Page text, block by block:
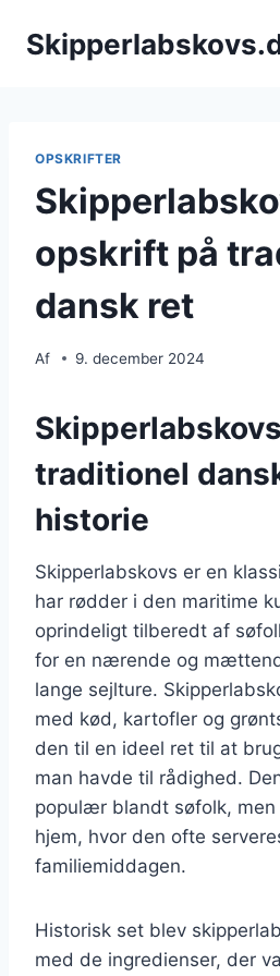
OPSKRIFTER
opskrift på
dansk ret
Af 9. december 2024
traditionel
historie
Skipperlabskovs er en
har rødder i den maritime
oprindeligt tilberedt af
for en nærende og
lange sejlture.
med kød, kartofler og
den til en ideel ret til at
man havde til rådighed.
populær blandt søfolk, men
hjem, hvor den ofte
familiemiddagen.
Historisk set blev
med de ingredienser, der